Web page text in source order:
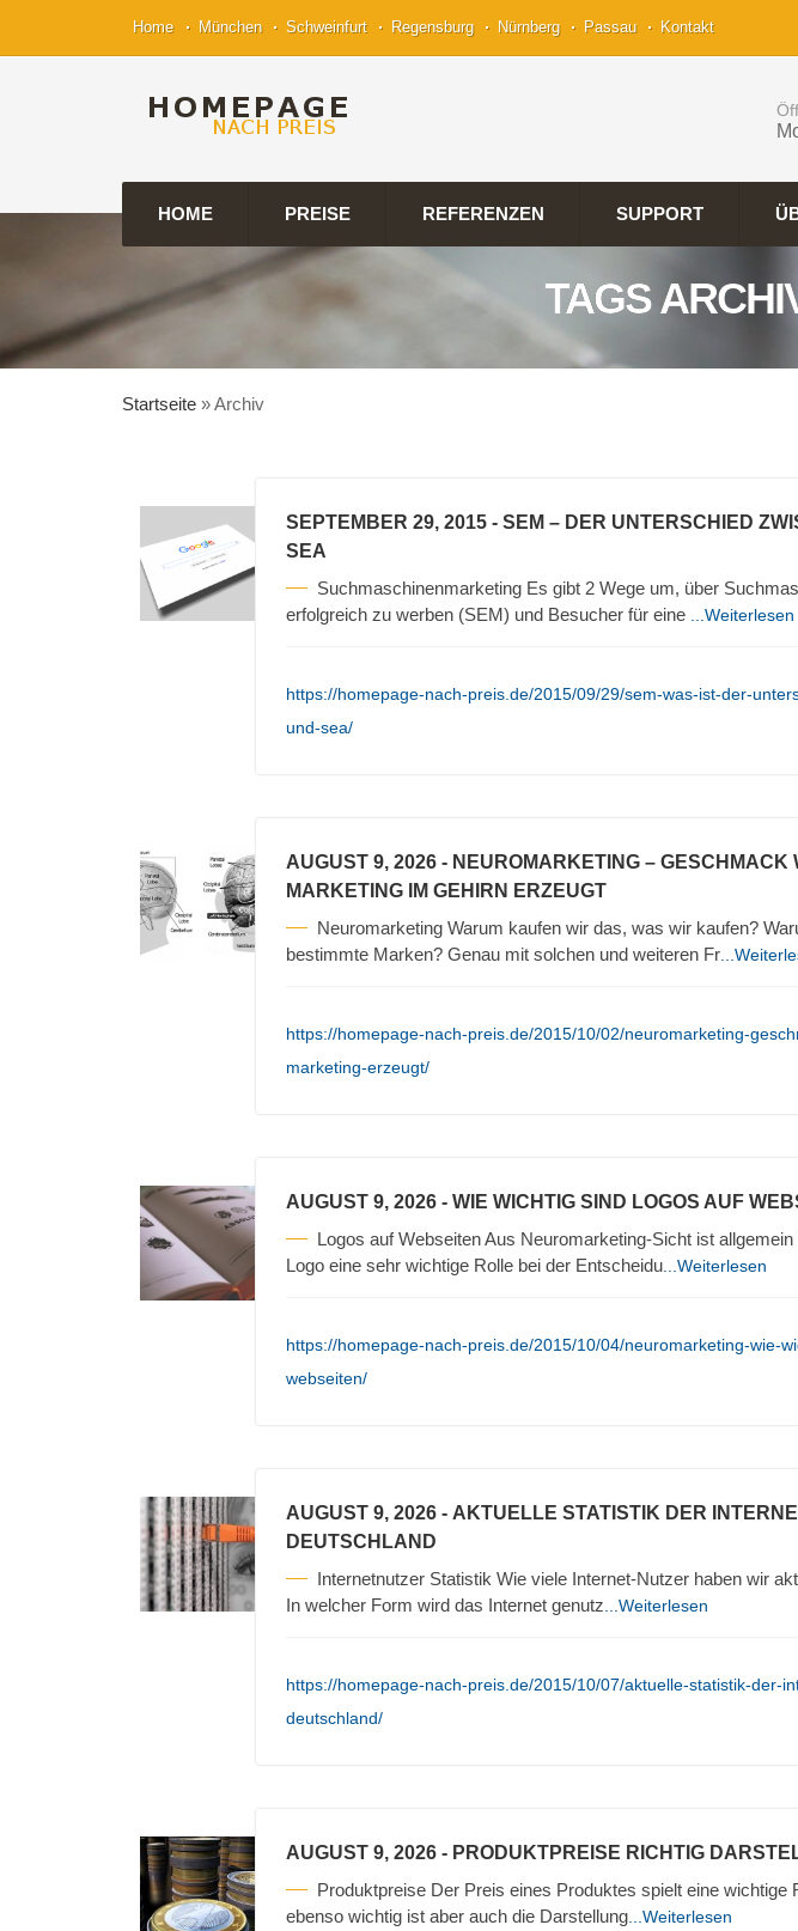
Home München Schweinfurt Regensburg Nürnberg Passau Kontakt
HOME PREISE REFERENZEN SUPPORT
TAGS
Startseite »Archiv
SEPTEMBER 29, 2015 - SEM – DER UNTERSCHIED
SEA
Suchmaschinenmarketing Es gibt 2 Wege um, über
erfolgreich zu werben (SEM) und Besucher für eine
...Weiterlesen
https://homepage-nach-preis.de/2015/09/29/sem-was-ist-der-
und-sea/
AUGUST 9, 2026 - NEUROMARKETING – GESCHMACK
MARKETING IM GEHIRN ERZEUGT
Neuromarketing Warum kaufen wir das, was wir kaufen?
bestimmte Marken? Genau mit solchen und weiteren Fr
https://homepage-nach-preis.de/2015/10/02/neuromarketing-
marketing-erzeugt/
AUGUST 9, 2026 - WIE WICHTIG SIND LOGOS AUF
Logos auf Webseiten Aus Neuromarketing-Sicht ist
Logo eine sehr wichtige Rolle bei der Entscheidu ...Weiterlesen
https://homepage-nach-preis.de/2015/10/04/neuromarketing-wie-
webseiten/
AUGUST 9, 2026 - AKTUELLE STATISTIK DER
DEUTSCHLAND
Internetnutzer Statistik Wie viele Internet-Nutzer haben wir
In welcher Form wird das Internet genutz ...Weiterlesen
https://homepage-nach-preis.de/2015/10/07/aktuelle-statistik-der-
deutschland/
AUGUST 9, 2026 - PRODUKTPREISE RICHTIG
Produktpreise Der Preis eines Produktes spielt eine wichtige
ebenso wichtig ist aber auch die Darstellung ...Weiterlesen